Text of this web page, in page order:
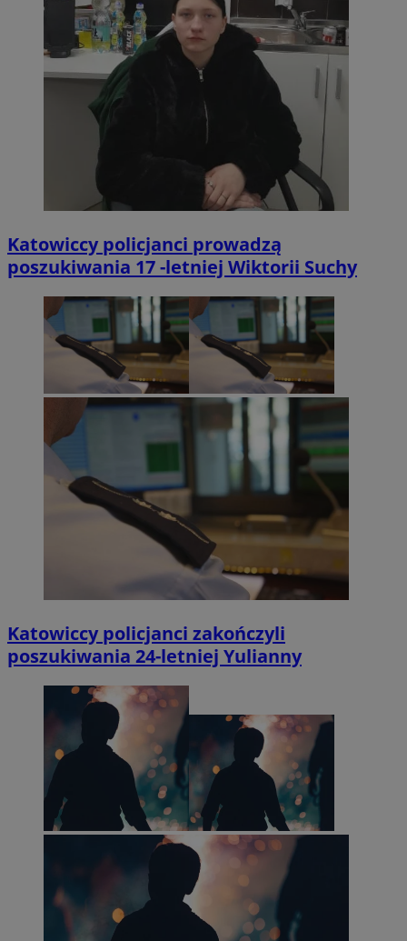
Katowiccy policjanci prowadzą
poszukiwania 17 -letniej Wiktorii Suchy
Katowiccy policjanci zakończyli
poszukiwania 24-letniej Yulianny